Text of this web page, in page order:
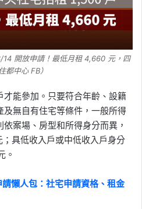
開放申請！最低月租 4,660 元，四
都中心 FB）
能參加。只要符合年齡、設籍
無自有住宅等條件，一般所得
案場、房型和所得身分而異，
具低收入戶或中低收入戶身分
。
懶人包：社宅申請資格、租金